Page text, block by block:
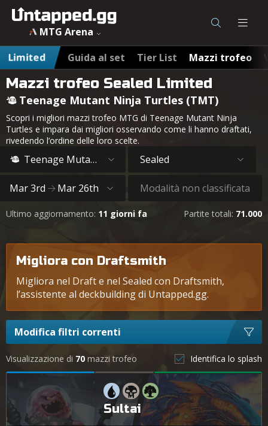
MTG Arena
Limited
Guida al set Tier List Mazzi trofeo
Mazzi trofeo Sealed Limited
Teenage Mutant Ninja Turtles (TMT)
Scopri i migliori mazzi trofeo MTG di Teenage Mutant Ninja
Turtles e impara dai migliori osservando come li hanno draftati,
rivedendo l’ordine delle loro scelte.
Teenage Mutant Ninja Turtles Sealed
Mar 3rd Mar 26th Modalità non classificata
Ultimo aggiornamento: 11 giorni fa Partite totali: 71.000
Migliora con Draftsmith
Migliora nel Draft e nel Sealed con Draftsmith,
l’assistente al deckbuilding di Untapped.gg.
Modifica filtri correnti
Visualizzazione di 70 mazzi trofeo Identifica lo splash
Sultai